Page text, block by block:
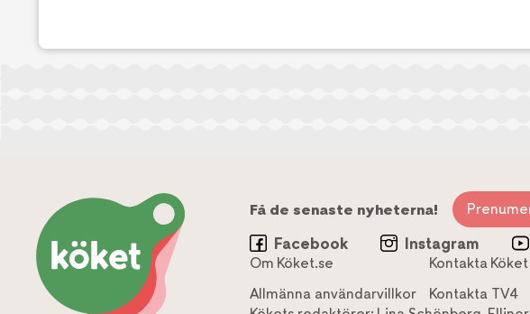
Få de senaste nyheterna!
Facebook Instagram
Om Köket.se Kontakta Köket
Allmänna användarvillkor
Kontakta TV4